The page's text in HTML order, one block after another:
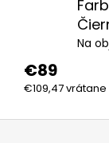
Na
€89
€109,47 vrátane
Z